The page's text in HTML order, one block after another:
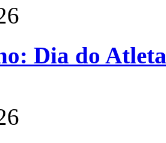
Dia do